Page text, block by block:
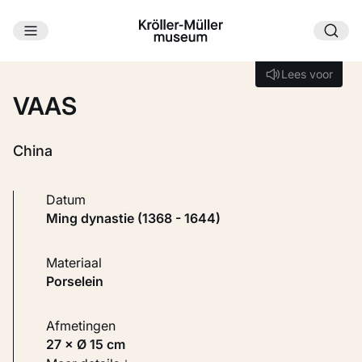
Ga naar hoofdinhoud
Lees voor
Lees voor
VAAS
China
Datum
Ming dynastie (1368 - 1644)
Materiaal
Porselein
Afmetingen
27 × Ø 15 cm